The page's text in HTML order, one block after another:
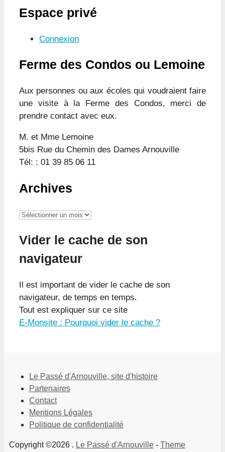
Espace privé
Connexion
Ferme des Condos ou Lemoine
Aux personnes ou aux écoles qui voudraient faire
une visite à la Ferme des Condos, merci de
prendre contact avec eux.
M. et Mme Lemoine
5bis Rue du Chemin des Dames Arnouville
Tél: : 01 39 85 06 11
Archives
Archives
Vider le cache de son
navigateur
Il est important de vider le cache de son
navigateur, de temps en temps.
Tout est expliquer sur ce site
E-Monsite : Pourquoi vider le cache ?
Le Passé d'Arnouville, site d'histoire
Partenaires
Contact
Mentions Légales
Politique de confidentialité
Copyright ©2026 . Le Passé d'Arnouville - Theme